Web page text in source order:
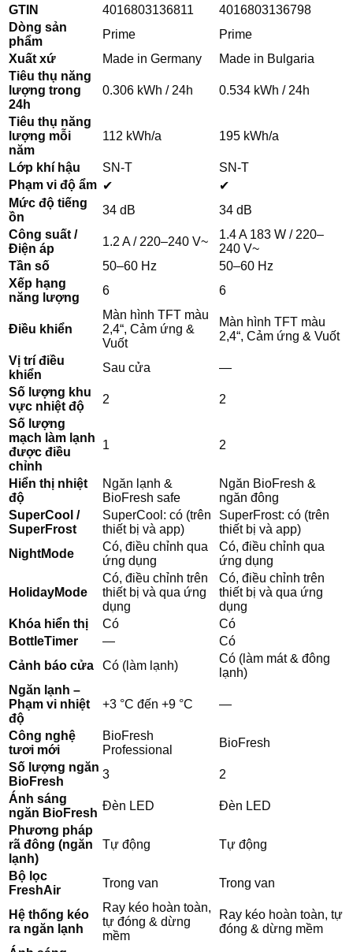
GTIN
4016803136811
4016803136798
Dòng sản
phẩm
Prime
Prime
Xuất xứ
Made in Germany
Made in Bulgaria
Tiêu thụ năng
lượng trong
24h
0.306 kWh / 24h 0.534 kWh / 24h
Tiêu thụ năng
lượng mỗi
năm
112 kWh/a 195 kWh/a
Lớp khí hậu SN-T
SN-T
Phạm vi độ ẩm ✔
✔
Mức độ tiếng
ồn
34 dB
34 dB
Công suất /
Điện áp
1.2 A / 220–240 V~
1.4 A 183 W / 220–
240 V~
Tần số
50–60 Hz
50–60 Hz
Xếp hạng
năng lượng
6 6
Điều khiển
Màn hình TFT màu
2,4“, Cảm ứng &
Vuốt
Màn hình TFT màu
2,4“, Cảm ứng & Vuốt
Vị trí điều
khiển
Sau cửa
—
Số lượng khu
vực nhiệt độ
2
2
Số lượng
mạch làm lạnh
được điều
chỉnh
1 2
Hiển thị nhiệt
độ
Ngăn lạnh &
BioFresh safe
Ngăn BioFresh &
ngăn đông
SuperCool /
SuperFrost
SuperCool: có (trên
thiết bị và app)
SuperFrost: có (trên
thiết bị và app)
NightMode
Có, điều chỉnh qua
ứng dụng
Có, điều chỉnh qua
ứng dụng
HolidayMode
Có, điều chỉnh trên
thiết bị và qua ứng
dụng
Có, điều chỉnh trên
thiết bị và qua ứng
dụng
Khóa hiển thị
Có
Có
BottleTimer
—
Có
Cảnh báo cửa
Có (làm lạnh)
Có (làm mát & đông
lạnh)
Ngăn lạnh –
Phạm vi nhiệt
độ
+3 °C đến +9 °C —
Công nghệ
tươi mới
BioFresh
Professional
BioFresh
Số lượng ngăn
BioFresh
3
2
Ánh sáng
ngăn BioFresh
Đèn LED
Đèn LED
Phương pháp
rã đông (ngăn
lạnh)
Tự động Tự động
Bộ lọc
FreshAir
Trong van Trong van
Hệ thống kéo
ra ngăn lạnh
Ray kéo hoàn toàn,
tự đóng & dừng
mềm
Ray kéo hoàn toàn, tự
đóng & dừng mềm